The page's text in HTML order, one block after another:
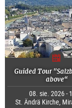
Guided Tour
above“
08. sie. 2026 -
St. Ändrä Kirche,